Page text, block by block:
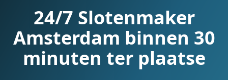
24/7 Slotenmaker
Amsterdam binnen 30
minuten ter plaatse